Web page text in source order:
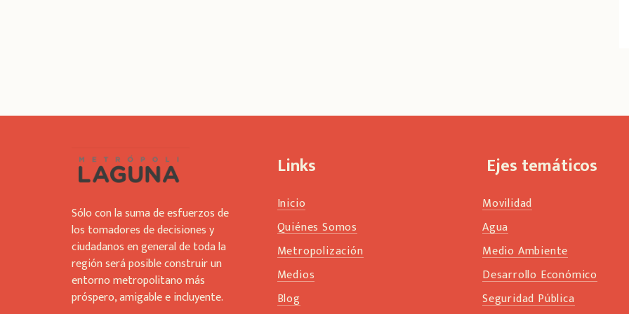
Sólo con la suma de esfuerzos de
los tomadores de decisiones y
ciudadanos en general de toda la
región será posible construir un
entorno metropolitano más
próspero, amigable e incluyente.
Links
Inicio
Quiénes Somos
Metropolización
Medios
Blog
Ejes temáticos
Movilidad
Agua
Medio Ambiente
Desarrollo Económico
Seguridad Pública